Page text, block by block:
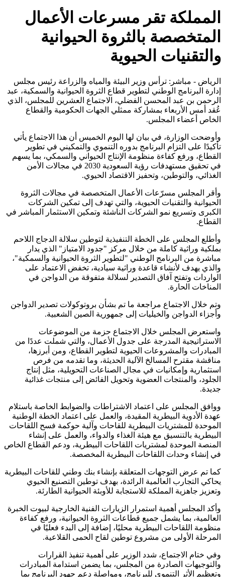
المملكة تقر مسرعات الأعمال
المتخصصة بالثروة الحيوانية
والتقنيات الحيوية
الرياض - مباشر: ترأس وزير البيئة والمياه والزراعة رئيس مجلس
إدارة البرنامج الوطني لتطوير قطاع الثروة الحيوانية والسمكية، عبد
الرحمن بن عبد المحسن الفضلي، الاجتماع العشرين للمجلس، الذي
عُقد أمس الأربعاء بمشاركة ممثلي الجهات الحكومية والقطاع
الخاص أعضاء المجلس.
وأوضحت الوزارة، في بيان لها اليوم الخميس أن هذا الاجتماع يأتي
تأكيدًا على التزام البرنامج بدوره التنموي والتمكيني في تطوير
القطاع، ورفع كفاءة منظومة الإنتاج الحيواني والسمكي، بما يسهم
في تحقيق مستهدفات رؤية السعودية 2030 في مجالات الأمن
الغذائي، والتوطين، وتحفيز الاقتصاد الحيوي.
وأقر المجلس مسرّعات الأعمال المتخصصة في مجالات الثروة
الحيوانية والتقنيات الحيوية، والتي تهدف إلى تمكين الشركات
الكبرى وتسريع نمو الشركات الناشئة وتمكين الاستثمار المباشر في
القطاع.
وأطلع المجلس على الخطة التنفيذية لتوطين سلالة الدجاج اللاحم
بملكية وراثية كاملة من خلال مركز "جدود الامتياز" الذي يدار
مباشرة من البرنامج الوطني "لتطوير الثروة الحيوانية والسمكية"،
والذي يهدف لأنشاء قاعدة وراثية سيادية، تخفض الاعتماد على
الواردات وتفتح آفاق التصدير لسلالة متفوقة من الدواجن في
المناخات الحارة.
وتم خلال الاجتماع مراجعة ما تم بشأن بروتوكولات تصدير الدواجن
وأجزاء الدواجن والخيليات إلى جمهورية الصين الشعبية.
واستعرض المجلس خلال الاجتماع حزمة من الموضوعات
الاستراتيجية المدرجة على جدول الأعمال، والتي شملت عددًا من
المبادرات والمشروعات الحيوية لتطوير القطاع، ومن أبرزها،
مناقشة مقترح المسالخ الآلية الحديثة، وما تقدمه من فرص
استثمارية وإمكانيات في مجال الصناعات التحويلية، مثل إنتاج
الجلود، والمنتجات العضوية وتحويل الفائض إلى منتجات غذائية
جديدة.
ووافق المجلس على اعتماد الاشتراطات والضوابط الخاصة باستلام
عهدة الأدوية البيطرية المقيدة، والعمل على اعتماد الخطة الوطنية
الموحدة للمشتريات البيطرية للقاحات وآلية حوكمة فسح اللقاحات
البيطرية بالتنسيق مع هيئة الغذاء والدواء، والعمل على إنشاء
المنصة الموحدة لمشتريات اللقاحات البيطرية، ودعم القطاع الخاص
في إنشاء وحدات اللقاحات البيطرية المخصصة.
كما تم عرض التوجهات المتعلقة بإنشاء بنك وطني للقاحات البيطرية
يحاكي التجارب العالمية الرائدة، بهدف توطين التصنيع الحيوي
وتعزيز جاهزية المملكة للاستجابة للأوبئة الحيوانية الطارئة.
وأكد المجلس أهمية استمرار الزيارات الفنية الخارجية لبيوت الخبرة
العالمية، بما يشمل جميع قطاعات الثروة الحيوانية، ورفع كفاءة
منظومة اللقاحات البيطرية محليًا، إضافة إلى البدء فعليًا في
المرحلة الأولى من مشروع توطين لقاح الحمى القلاعية.
وفي ختام الاجتماع، شدد الوزير على أهمية تنفيذ القرارات
والتوجيهات الصادرة من المجلس، بما يضمن استدامة المبادرات
وتعظيم الأثر التنموي للبرنامج، ومواصلة دعم جهود البرنامج بما